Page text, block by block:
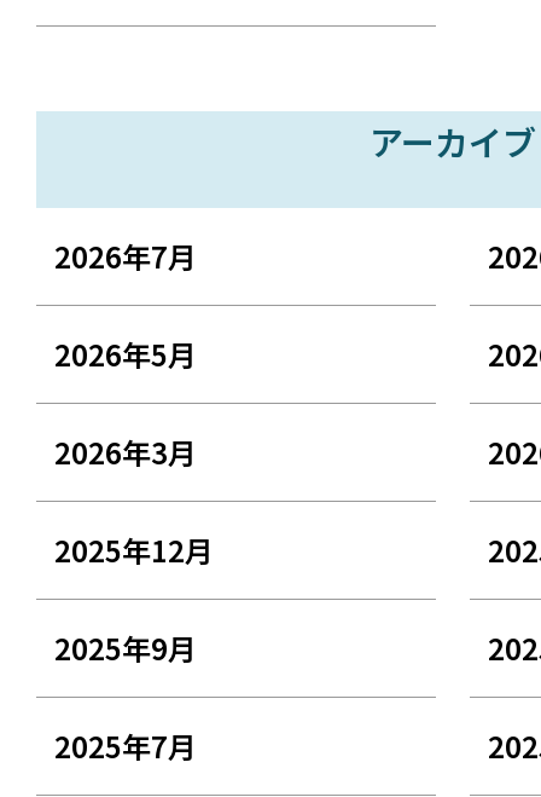
アーカイブ
2026年7月
2026年5月
2026年3月
2025年12月
2025年9月
2025年7月